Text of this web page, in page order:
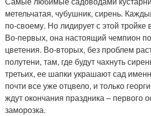
метельчатая, чубушник, сирень.
по-своему. Но лидирует с этой тройке
Во-первых, она настоящий чемпион
цветения. Во-вторых, без проблем
полутени, там, где будут чахнуть
третьих, ее шапки украшают сад
почти все уже отцвело, и только
ждут окончания праздника – первого
заморозка.